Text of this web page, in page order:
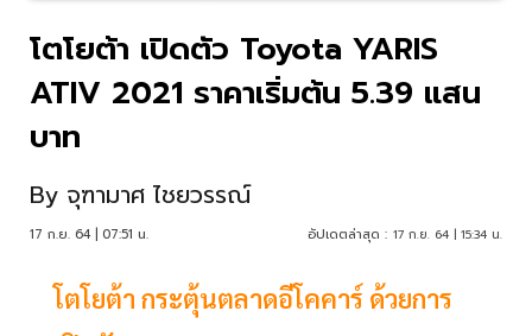
โตโยต้า เปิดตัว Toyota YARIS
ATIV 2021 ราคาเริ่มต้น 5.39 แสน
บาท
By จุฑามาศ ไชยวรรณ์
17 ก.ย. 64 | 07:51 น. อัปเดตล่าสุด : 17 ก.ย. 64 | 15:34 น.
โตโยต้า กระตุ้นตลาดอีโคคาร์ ด้วยการ